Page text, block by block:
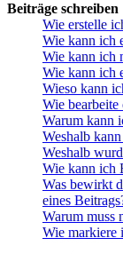
Beiträge schreiben
Wie erstelle
Wie kann ich
Wie kann ich
Wie kann ich
Wieso kann
Wie
Warum kann
Weshalb
Weshalb
Wie kann ich
Was bewirkt
eines
Warum muss
Wie markiere